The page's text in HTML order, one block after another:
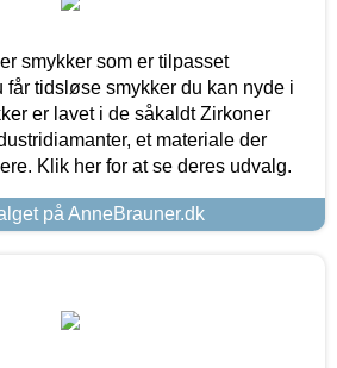
smykker som er tilpasset
får tidsløse smykker du kan nyde i
er lavet i de såkaldt Zirkoner
et materiale der
Klik her for at se deres udvalg.
på AnneBrauner.dk